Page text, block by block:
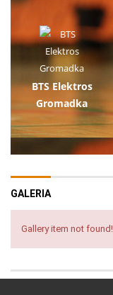
BTS Elektros
Gromadka
GALERIA
Gallery item not found!